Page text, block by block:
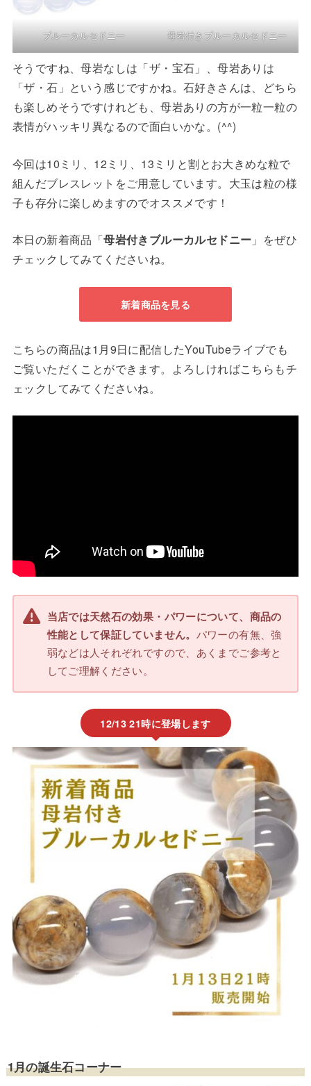
ブルーカルセドニー 母岩付きブルーカルセドニー
そうですね、母岩なしは「ザ・宝石」、母岩ありは
「ザ・石」という感じですかね。石好きさんは、どちら
も楽しめそうですけれども、母岩ありの方が一粒一粒の
表情がハッキリ異なるので面白いかな。(^^)
今回は10ミリ、12ミリ、13ミリと割とお大きめな粒で
組んだブレスレットをご用意しています。大玉は粒の様
子も存分に楽しめますのでオススメです！
本日の新着商品「母岩付きブルーカルセドニー 」をぜひ
チェックしてみてくださいね。
新着商品を見る
こちらの商品は1月9日に配信したYouTubeライブでも
ご覧いただくことができます。よろしければこちらもチ
ェックしてみてくださいね。
当店では天然石の効果・パワーについて、商品の
性能として保証していません。 パワーの有無、強
弱などは人それぞれですので、あくまでご参考と
してご理解ください。
12/13 21時に登場します
1月の誕生石コーナー